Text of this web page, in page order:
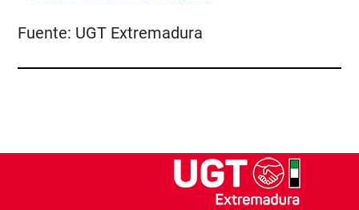
Fuente: UGT Extremadura